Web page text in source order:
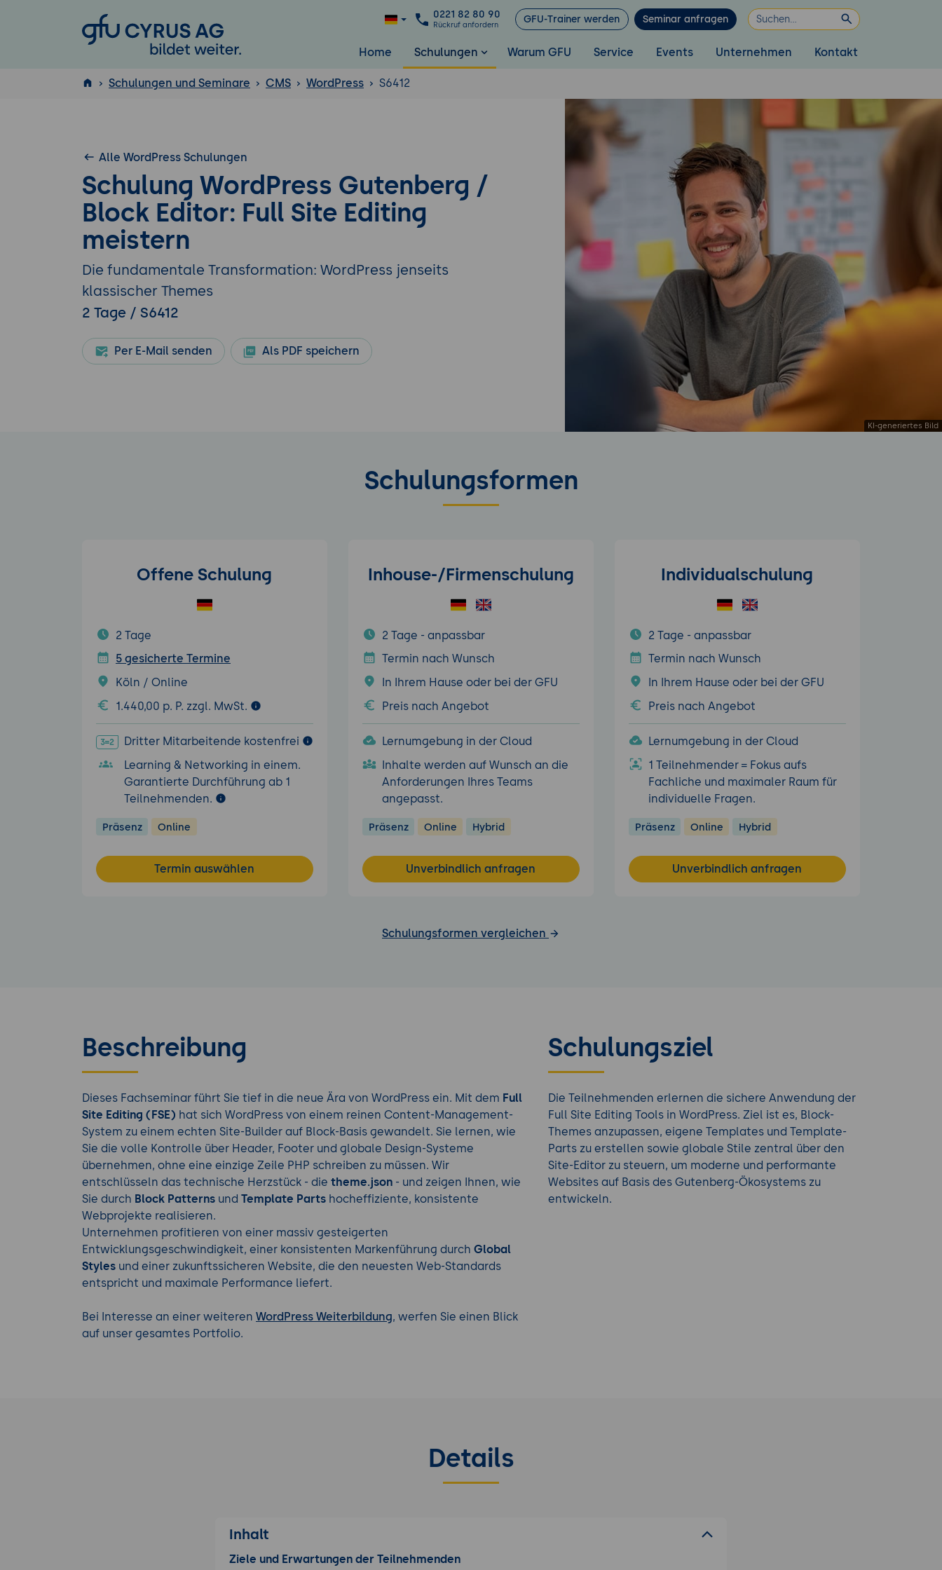
GFU Cyrus AG
0221 82 80 90
Rückruf anfordern GFU-Trainer werden Seminar anfragen
Home Schulungen Warum GFU Service Events Unternehmen Kontakt
ISTQB
Schulungen und Seminare CMS WordPress S6412
Alle WordPress Schulungen
Schulung WordPress Gutenberg /
Block Editor: Full Site Editing
meistern
Die fundamentale Transformation: WordPress jenseits
klassischer Themes
2 Tage / S6412
Per E-Mail senden Als PDF speichern
Schulungsformen
Offene Schulung
2 Tage
5 gesicherte Termine
Köln / Online
1.440,00 p. P. zzgl. MwSt.
Dritter Mitarbeitende kostenfrei
Learning & Networking in einem.
Garantierte Durchführung ab 1
Teilnehmenden.
Präsenz Online
Termin auswählen
Inhouse-/Firmenschulung
2 Tage - anpassbar
Termin nach Wunsch
In Ihrem Hause oder bei der GFU
Preis nach Angebot
Lernumgebung in der Cloud
Inhalte werden auf Wunsch an die
Anforderungen Ihres Teams
angepasst.
Präsenz Online Hybrid
Unverbindlich anfragen
Individualschulung
2 Tage - anpassbar
Termin nach Wunsch
In Ihrem Hause oder bei der GFU
Preis nach Angebot
Lernumgebung in der Cloud
1 Teilnehmender = Fokus aufs
Fachliche und maximaler Raum für
individuelle Fragen.
Präsenz Online Hybrid
Unverbindlich anfragen
Schulungsformen vergleichen
Beschreibung
Dieses Fachseminar führt Sie tief in die neue Ära von WordPress ein. Mit dem Full
Site Editing (FSE) hat sich WordPress von einem reinen Content-Management-
System zu einem echten Site-Builder auf Block-Basis gewandelt. Sie lernen, wie
Sie die volle Kontrolle über Header, Footer und globale Design-Systeme
übernehmen, ohne eine einzige Zeile PHP schreiben zu müssen. Wir
entschlüsseln das technische Herzstück - die theme.json - und zeigen Ihnen, wie
Sie durch Block Patterns und Template Parts hocheffiziente, konsistente
Webprojekte realisieren.
Unternehmen profitieren von einer massiv gesteigerten
Entwicklungsgeschwindigkeit, einer konsistenten Markenführung durch Global
Styles und einer zukunftssicheren Website, die den neuesten Web-Standards
entspricht und maximale Performance liefert.
Bei Interesse an einer weiteren WordPress Weiterbildung, werfen Sie einen Blick
auf unser gesamtes Portfolio.
Schulungsziel
Die Teilnehmenden erlernen die sichere Anwendung der
Full Site Editing Tools in WordPress. Ziel ist es, Block-
Themes anzupassen, eigene Templates und Template-
Parts zu erstellen sowie globale Stile zentral über den
Site-Editor zu steuern, um moderne und performante
Websites auf Basis des Gutenberg-Ökosystems zu
entwickeln.
Details
Inhalt
Ziele und Erwartungen der Teilnehmenden